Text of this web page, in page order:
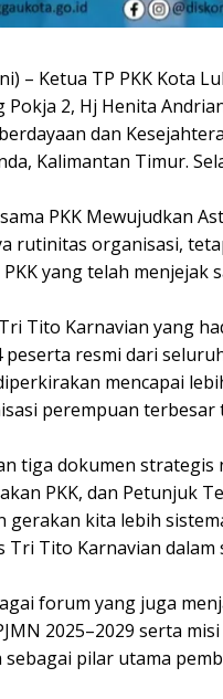
– Ketua TP PKK Kota
Pokja 2, Hj Henita
dan
Kalimantan Timur.
PKK Mewujudkan
rutinitas organisasi,
yang telah menjejak
Tito Karnavian yang
peserta resmi dari
mencapai
perempuan terbesar
tiga dokumen strategis
PKK, dan Petunjuk
gerakan kita lebih
Tri Tito Karnavian dalam
forum yang juga
2025–2029 serta
pilar utama